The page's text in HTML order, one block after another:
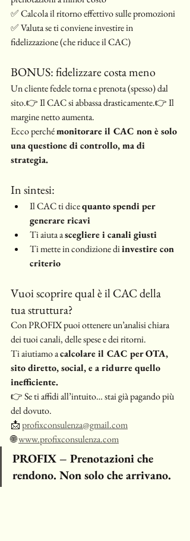
✅ Calcola il ritorno effettivo sulle promozioni
✅ Valuta se ti conviene investire in
fidelizzazione (che riduce il CAC)
BONUS: fidelizzare costa meno
Un cliente fedele torna e prenota (spesso) dal
sito.👉 Il CAC si abbassa drasticamente.👉 Il
margine netto aumenta.
Ecco perché monitorare il CAC non è solo
una questione di controllo, ma di
strategia.
In sintesi:
Il CAC ti dice quanto spendi per
generare ricavi
Ti aiuta a scegliere i canali giusti
Ti mette in condizione di investire con
criterio
Vuoi scoprire qual è il CAC della
tua struttura?
Con PROFIX puoi ottenere un’analisi chiara
dei tuoi canali, delle spese e dei ritorni.
Ti aiutiamo a calcolare il CAC per OTA,
sito diretto, social, e a ridurre quello
inefficiente.
👉 Se ti affidi all’intuito… stai già pagando più
del dovuto.
📩 profixconsulenza@gmail.com
🌐 www.profixconsulenza.com
PROFIX – Prenotazioni che
rendono. Non solo che arrivano.